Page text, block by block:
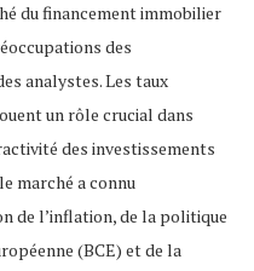
du financement immobilier
des
analystes. Les taux
un rôle crucial dans
des investissements
marché a connu
de l’inflation, de la politique
(BCE) et de la